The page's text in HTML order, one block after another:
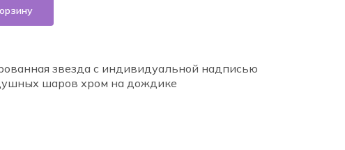
звезда с индивидуальной надписью
шаров хром на дождике